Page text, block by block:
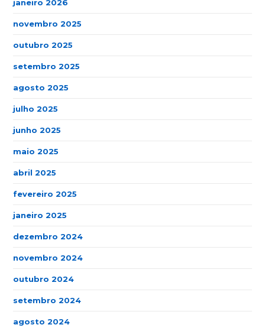
janeiro 2026
novembro 2025
outubro 2025
setembro 2025
agosto 2025
julho 2025
junho 2025
maio 2025
abril 2025
fevereiro 2025
janeiro 2025
dezembro 2024
novembro 2024
outubro 2024
setembro 2024
agosto 2024